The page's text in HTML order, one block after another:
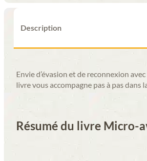
Description
Envie d’évasion et de reconnexion
livre vous accompagne pas à pas
Résumé du livre Micro-